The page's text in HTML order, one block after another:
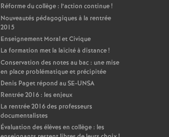
Réforme du collège : l’action continue!
Nouveautés pédagogiques à la rentrée
2015
Enseignement Moral et Civique
La formation met la laïcité à distance!
Conservation des notes au bac : une mise
en place problématique et précipitée
Denis Paget répond au SE-UNSA
Rentrée 2016 : les enjeux
La rentrée 2016 des professeurs
documentalistes
Évaluation des élèves en collège : les